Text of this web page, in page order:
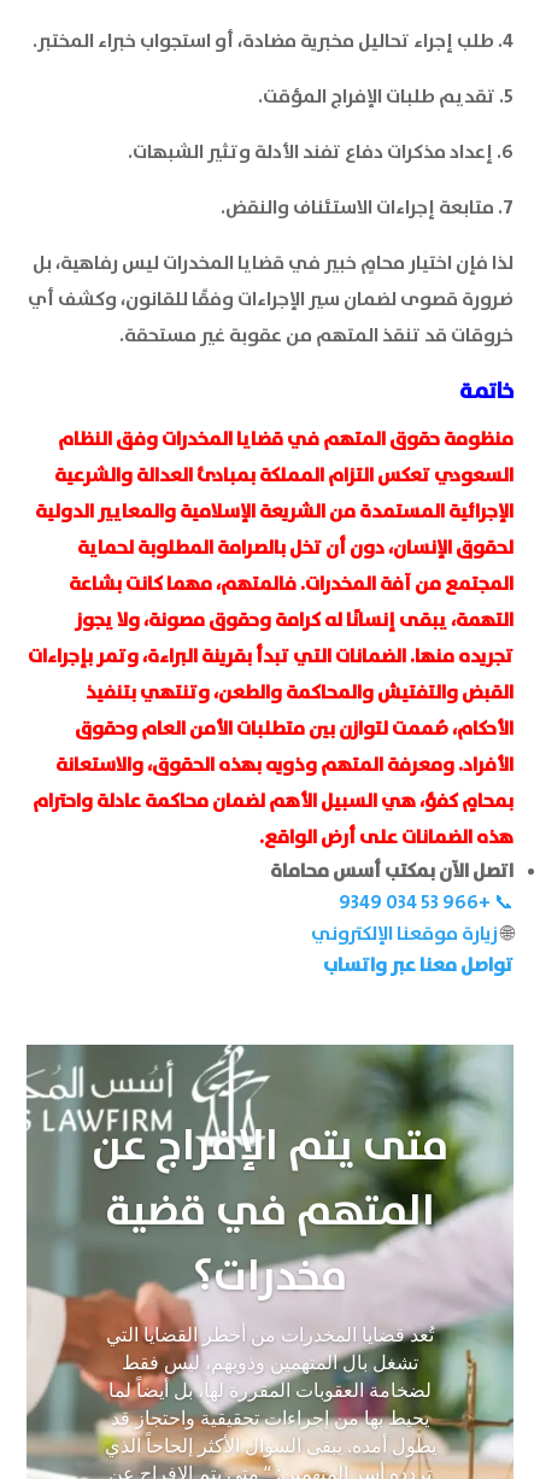
4. طلب إجراء تحاليل مخبرية مضادة، أو استجواب خبراء المختبر.
5. تقديم طلبات الإفراج المؤقت.
6. إعداد مذكرات دفاع تفند الأدلة وتثير الشبهات.
7. متابعة إجراءات الاستئناف والنقض.
لذا فإن اختيار محامٍ خبير في قضايا المخدرات ليس رفاهية، بل
ضرورة قصوى لضمان سير الإجراءات وفقًا للقانون، وكشف أي
خروقات قد تنقذ المتهم من عقوبة غير مستحقة.
خاتمة
منظومة حقوق المتهم في قضايا المخدرات وفق النظام
السعودي تعكس التزام المملكة بمبادئ العدالة والشرعية
الإجرائية المستمدة من الشريعة الإسلامية والمعايير الدولية
لحقوق الإنسان، دون أن تخل بالصرامة المطلوبة لحماية
المجتمع من آفة المخدرات. فالمتهم، مهما كانت بشاعة
التهمة، يبقى إنسانًا له كرامة وحقوق مصونة، ولا يجوز
تجريده منها. الضمانات التي تبدأ بقرينة البراءة، وتمر بإجراءات
القبض والتفتيش والمحاكمة والطعن، وتنتهي بتنفيذ
الأحكام، صُممت لتوازن بين متطلبات الأمن العام وحقوق
الأفراد. ومعرفة المتهم وذويه بهذه الحقوق، والاستعانة
بمحامٍ كفؤ، هي السبيل الأهم لضمان محاكمة عادلة واحترام
هذه الضمانات على أرض الواقع.
اتصل الآن بمكتب أسس محاماة
📞 ‏+966 53 034 9349‏
🌐زيارة موقعنا الإلكتروني
تواصل معنا عبر واتساب
متى يتم الإفراج عن
المتهم في قضية
مخدرات؟
تُعد قضايا المخدرات من أخطر القضايا التي
تشغل بال المتهمين وذويهم، ليس فقط
لضخامة العقوبات المقررة لها، بل أيضاً لما
يحيط بها من إجراءات تحقيقية واحتجاز قد
يطول أمده. يبقى السؤال الأكثر إلحاحاً الذي
تردده أسر المتهمين: “ متى يتم الإفراج عن